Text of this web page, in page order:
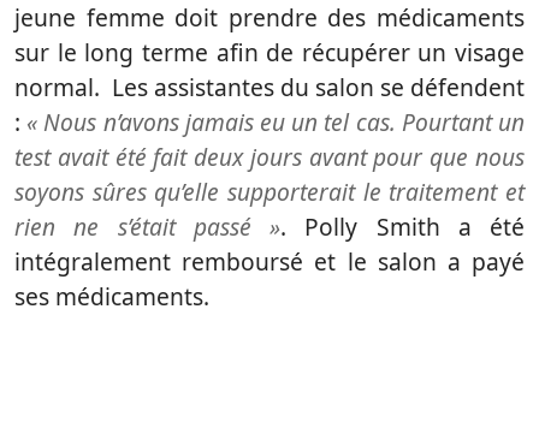
jeune femme doit prendre des médicaments
sur le long terme afin de récupérer un visage
normal. Les assistantes du salon se défendent
: « Nous n’avons jamais eu un tel cas. Pourtant un
test avait été fait deux jours avant pour que nous
soyons sûres qu’elle supporterait le traitement et
rien ne s’était passé ». Polly Smith a été
intégralement remboursé et le salon a payé
ses médicaments.